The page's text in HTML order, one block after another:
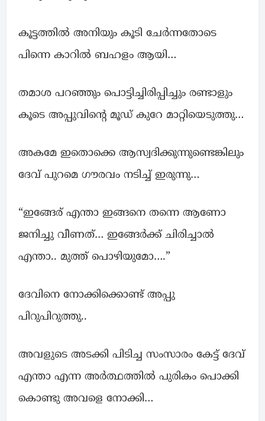
കൂട്ടത്തിൽ അനിയും കൂടി ചേര്‍ന്നതോടെ
പിന്നെ കാറിൽ ബഹളം ആയി…
തമാശ പറഞ്ഞും പൊട്ടിച്ചിരിപ്പിച്ചും രണ്ടാളും
കൂടെ അപ്പുവിന്റെ മൂഡ് കുറേ മാറ്റിയെടുത്തു…
അകമേ ഇതൊക്കെ ആസ്വദിക്കുന്നുണ്ടെങ്കിലും
ദേവ് പുറമെ ഗൗരവം നടിച്ച് ഇരുന്നു…
“ഇങ്ങേര് എന്താ ഇങ്ങനെ തന്നെ ആണോ
ജനിച്ചു വീണത്… ഇങ്ങേർക്ക് ചിരിച്ചാല്‍
എന്താ.. മുത്ത് പൊഴിയുമോ….”
ദേവിനെ നോക്കിക്കൊണ്ട് അപ്പു
പിറുപിറുത്തു..
അവളുടെ അടക്കി പിടിച്ച സംസാരം കേട്ട് ദേവ്
എന്താ എന്ന അര്‍ത്ഥത്തില്‍ പുരികം പൊക്കി
കൊണ്ടു അവളെ നോക്കി…